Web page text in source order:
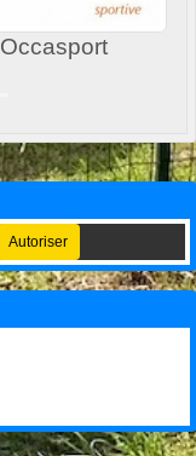
Occasport
Autoriser